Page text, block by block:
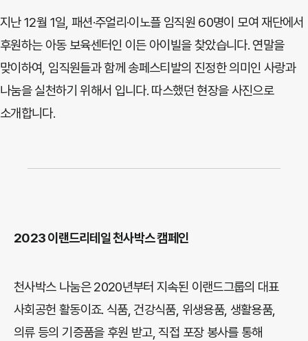
지난 12월 1일, 패션·주얼리·이노플 임직원 60명이 모여 재단에서
후원하는 아동 보육센터인 이든 아이빌을 찾았습니다. 연말을
맞이하여, 임직원들과 함께 송페스티발의 진정한 의미인 사랑과
나눔을 실천하기 위해서 입니다. 따스했던 현장을 사진으로
소개합니다.
2023 이랜드리테일 천사박스 캠페인
천사박스 나눔은 2020년부터 지속된 이랜드그룹의 대표
사회공헌 활동이죠. 식품, 건강식품, 위생용품, 생활용품,
의류 등의 기증품을 후원 받고, 직접 포장 봉사를 통해